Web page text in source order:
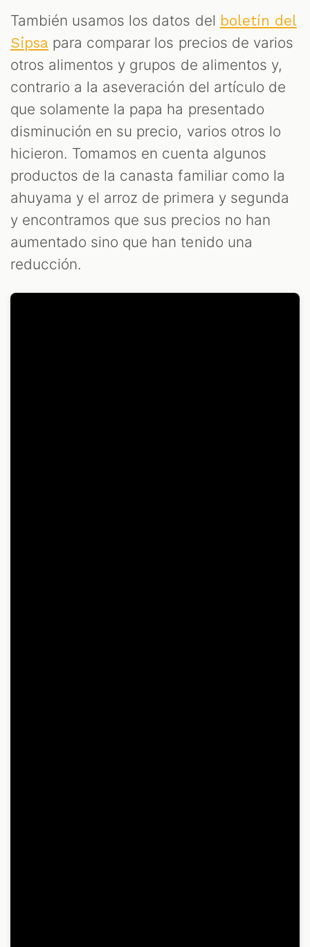
También usamos los datos del boletín del
Sipsa para comparar los precios de varios
otros alimentos y grupos de alimentos y,
contrario a la aseveración del artículo de
que solamente la papa ha presentado
disminución en su precio, varios otros lo
hicieron. Tomamos en cuenta algunos
productos de la canasta familiar como la
ahuyama y el arroz de primera y segunda
y encontramos que sus precios no han
aumentado sino que han tenido una
reducción.